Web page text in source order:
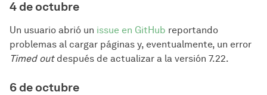
4 de octubre
Un usuario abrió un issue en GitHub reportando
problemas al cargar páginas y, eventualmente, un error
Timed outdespués de actualizar a la versión 7.22.
6 de octubre